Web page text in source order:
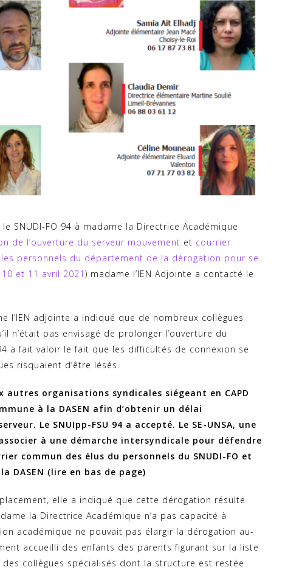
SNUDI-FO 94 à madame la Directrice Académique
de l’ouverture du serveur mouvement et courrier
personnels du département de la dérogation pour se
et 11 avril 2021 ) madame l’IEN Adjointe a contacté le
l’IEN adjointe a indiqué que de nombreux collègues
n’était pas envisagé de prolonger l’ouverture du
a fait valoir le fait que les difficultés de connexion se
risquaient d’être lésés.
autres organisations syndicales siégeant en CAPD
à la DASEN afin d’obtenir un délai
Le SNUIpp-FSU 94 a accepté. Le SE-UNSA, une
à une démarche intersyndicale pour défendre
commun des élus du personnels du SNUDI-FO et
DASEN (lire en bas de page)
elle a indiqué que cette dérogation résulte
la Directrice Académique n’a pas capacité à
académique ne pouvait pas élargir la dérogation au-
accueilli des enfants des parents figurant sur la liste
collègues spécialisés dont la structure est restée